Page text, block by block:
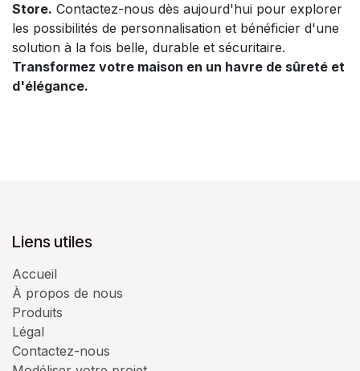
Store. Contactez-nous dès aujourd'hui pour explorer
les possibilités de personnalisation et bénéficier d'une
solution à la fois belle, durable et sécuritaire.
Transformez votre maison en un havre de sûreté et
d'élégance.
Liens utiles
Accueil
À propos de nous
Produits
Légal
Contactez-nous